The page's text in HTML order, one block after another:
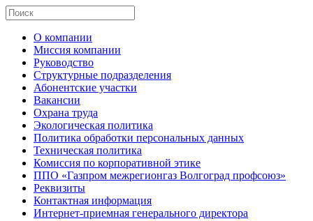
О компании
Миссия компании
Руководство
Структурные подразделения
Абонентские участки
Вакансии
Охрана труда
Экологическая политика
Политика обработки персональных данных
Техническая политика
Комиссия по корпоративной этике
ППО «Газпром межрегионгаз Волгоград профсоюз»
Реквизиты
Контактная информация
Интернет-приемная генерального директора